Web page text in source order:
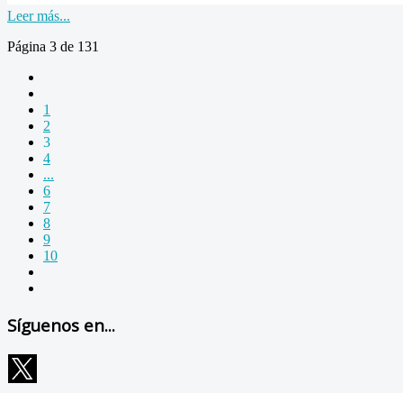
Leer más...
Página 3 de 131
1
2
3
4
...
6
7
8
9
10
Síguenos en...